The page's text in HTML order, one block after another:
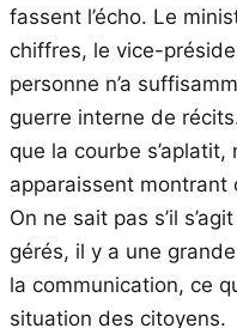
fassent l’écho. Le
chiffres, le vice-
personne n’a
guerre interne de
que la courbe
apparaissent
On ne sait pas s’il
gérés, il y a une
la communication, ce
situation des citoyens.